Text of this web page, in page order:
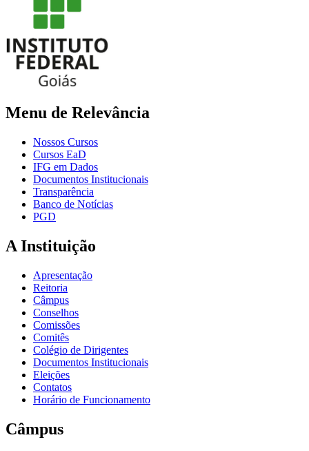
Menu de Relevância
Nossos Cursos
Cursos EaD
IFG em Dados
Documentos Institucionais
Transparência
Banco de Notícias
PGD
A Instituição
Apresentação
Reitoria
Câmpus
Conselhos
Comissões
Comitês
Colégio de Dirigentes
Documentos Institucionais
Eleições
Contatos
Horário de Funcionamento
Câmpus